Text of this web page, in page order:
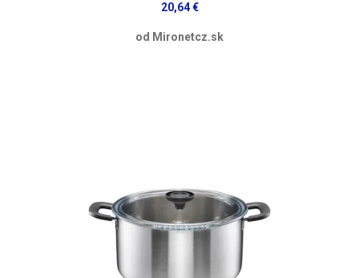
20,64 €
od Mironetcz.sk